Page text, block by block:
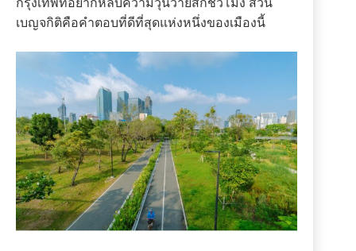
กรุงเทพที่อยากหลบความวุ่นวายสักชั่วโมง สวน
เบญจกิติคือคำตอบที่ดีที่สุดแห่งหนึ่งของเมืองนี้